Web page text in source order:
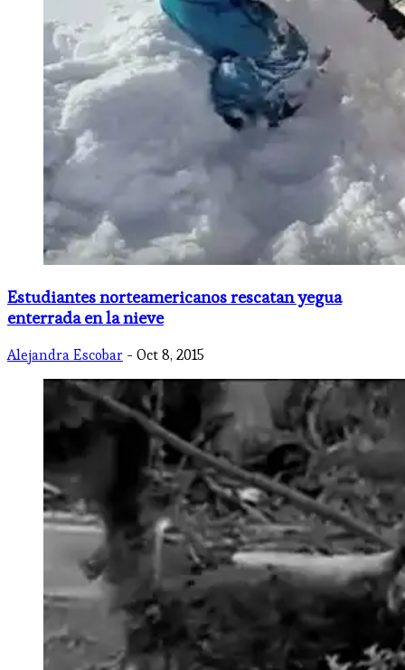
​Estudiantes norteamericanos rescatan yegua
enterrada en la nieve
Alejandra Escobar - Oct 8, 2015